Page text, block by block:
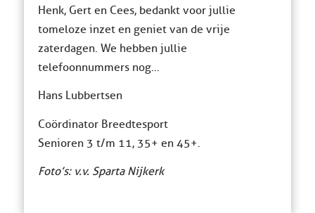
Henk, Gert en Cees, bedankt voor jullie
tomeloze inzet en geniet van de vrije
zaterdagen. We hebben jullie
telefoonnummers nog…
Hans Lubbertsen
Coördinator Breedtesport
Senioren 3 t/m 11, 35+ en 45+.
Foto’s: v.v. Sparta Nijkerk